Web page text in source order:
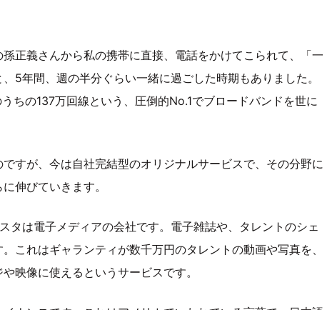
正義さんから私の携帯に直接、電話をかけてこられて、「一
5年間、週の半分ぐらい一緒に過ごした時期もありました。
ちの137万回線という、圧倒的No.1でブロードバンドを世に
すが、今は自社完結型のオリジナルサービスで、その分野に
伸びていきます。
タは電子メディアの会社です。電子雑誌や、タレントのシェ
これはギャランティが数千万円のタレントの動画や写真を、
映像に使えるというサービスです。